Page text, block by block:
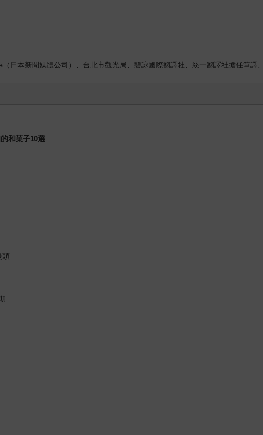
日本新聞媒體公司）、台北市觀光局、碧詠國際翻譯社、統一翻譯社擔任筆譯
和菓子10選
頭